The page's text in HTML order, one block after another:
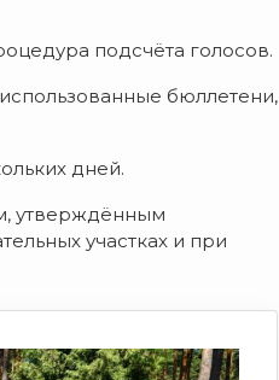
подсчёта голосов.
бюллетени,
дней.
утверждённым
участках и при